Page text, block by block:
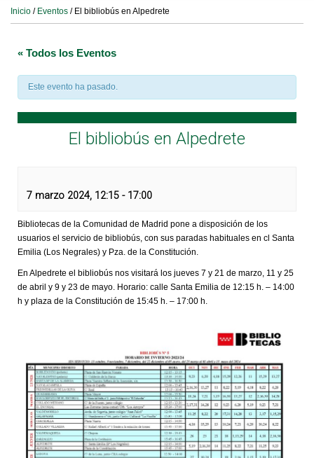
Inicio / Eventos / El bibliobús en Alpedrete
« Todos los Eventos
Este evento ha pasado.
El bibliobús en Alpedrete
7 marzo 2024, 12:15 - 17:00
Bibliotecas de la Comunidad de Madrid pone a disposición de los
usuarios el servicio de bibliobús, con sus paradas habituales en cl Santa
Emilia (Los Negrales) y Pza. de la Constitución.
En Alpedrete el bibliobús nos visitará los jueves 7 y 21 de marzo, 11 y 25
de abril y 9 y 23 de mayo. Horario: calle Santa Emilia de 12:15 h. – 14:00
h y plaza de la Constitución de 15:45 h. – 17:00 h.